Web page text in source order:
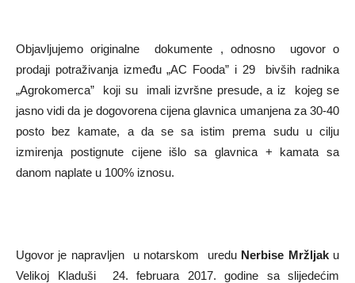
Objavljujemo originalne dokumente , odnosno ugovor o
prodaji potraživanja između „AC Fooda” i 29 bivših radnika
„Agrokomerca” koji su imali izvršne presude, a iz kojeg se
jasno vidi da je dogovorena cijena glavnica umanjena za 30-40
posto bez kamate, a da se sa istim prema sudu u cilju
izmirenja postignute cijene išlo sa glavnica + kamata sa
danom naplate u 100% iznosu.
Ugovor je napravljen u notarskom uredu Nerbise Mržljaku
Velikoj Kladuši 24. februara 2017. godine sa slijedećim